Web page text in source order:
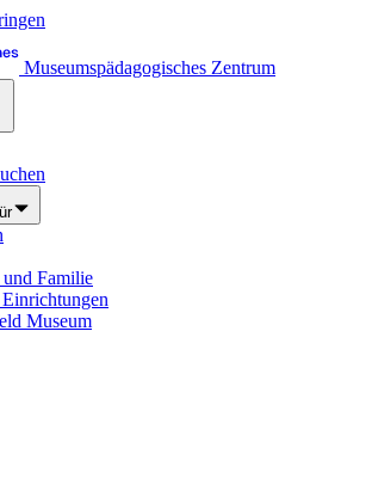
Museumspädagogisches Zentrum
Familie
Museum